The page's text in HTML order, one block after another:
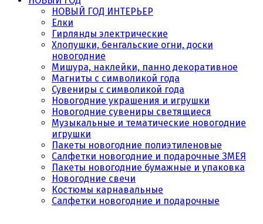
НОВЫЙ ГОД ИНТЕРЬЕР
Елки
Гирлянды электрические
Хлопушки, бенгальские огни, доски
новогодние
Мишура, наклейки, панно декоративное
Магниты с символикой года
Сувениры с символикой года
Новогодние украшения и игрушки
Новогодние сувениры светящиеся
Музыкальные и тематические новогодние
игрушки
Пакеты новогодние полиэтиленовые
Салфетки новогодние и подарочные ЗМЕЯ
Пакеты новогодние бумажные и упаковка
Новогодние свечи
Костюмы карнавальные
Салфетки новогодние и подарочные